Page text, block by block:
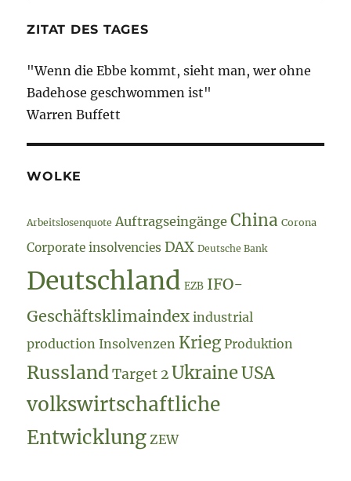
ZITAT DES TAGES
"Wenn die Ebbe kommt, sieht man, wer ohne
Badehose geschwommen ist"
Warren Buffett
WOLKE
Arbeitslosenquote Auftragseingänge China Corona
Corporate insolvencies DAX Deutsche Bank
Deutschland EZB IFO-
Geschäftsklimaindex industrial
production Insolvenzen Krieg Produktion
Russland Target 2 Ukraine USA
volkswirtschaftliche
Entwicklung ZEW